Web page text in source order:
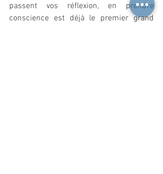
passent vos réflexion, en prendre
conscience est déjà le premier grand